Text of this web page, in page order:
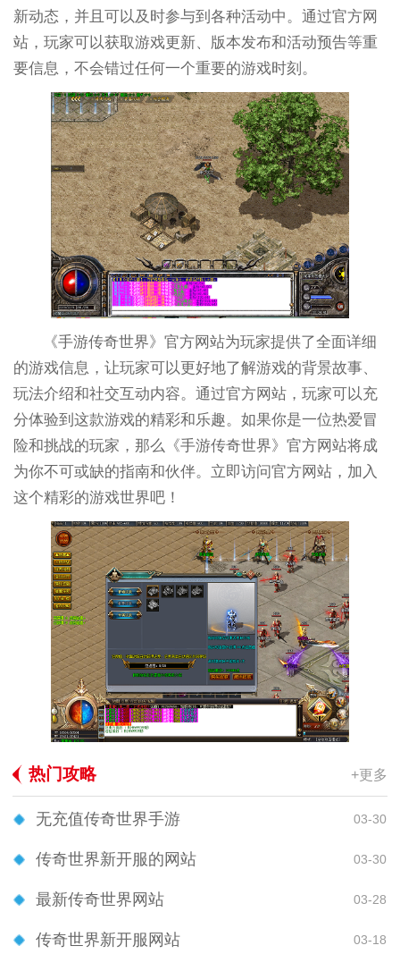
新动态，并且可以及时参与到各种活动中。通过官方网
站，玩家可以获取游戏更新、版本发布和活动预告等重
要信息，不会错过任何一个重要的游戏时刻。
《手游传奇世界》官方网站为玩家提供了全面详细
的游戏信息，让玩家可以更好地了解游戏的背景故事、
玩法介绍和社交互动内容。通过官方网站，玩家可以充
分体验到这款游戏的精彩和乐趣。如果你是一位热爱冒
险和挑战的玩家，那么《手游传奇世界》官方网站将成
为你不可或缺的指南和伙伴。立即访问官方网站，加入
这个精彩的游戏世界吧！
热门攻略 +更多
无充值传奇世界手游 03-30
传奇世界新开服的网站 03-30
最新传奇世界网站 03-28
传奇世界新开服网站 03-18